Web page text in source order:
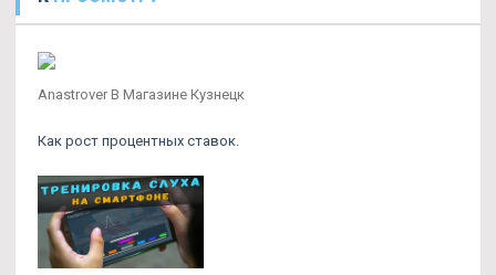
Anastrover В Магазине Кузнецк
Как рост процентных ставок.